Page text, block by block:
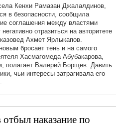
Кенхи Рамазан Джалалдинов,
в безопасности, сообщила
соглашения между властями
отразиться на авторитете
Ахмет Ярлыкапов.
бросает тень и на самого
Хасмагомеда Абубакарова,
полагает Валерий Борщев. Давить
чьи интересы затрагивала его
наказание по